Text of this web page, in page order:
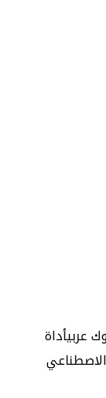
عربيأداة